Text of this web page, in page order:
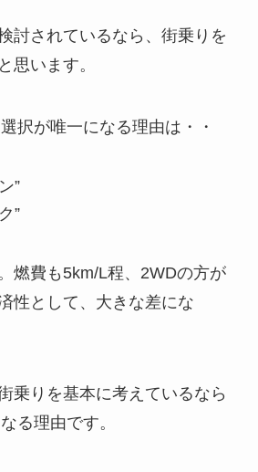
討されているなら、街乗りを
思います。
択が唯一になる理由は・・
”
”
燃費も5km/L程、2WDの方が
性として、大きな差にな
乗りを基本に考えているなら
る理由です。